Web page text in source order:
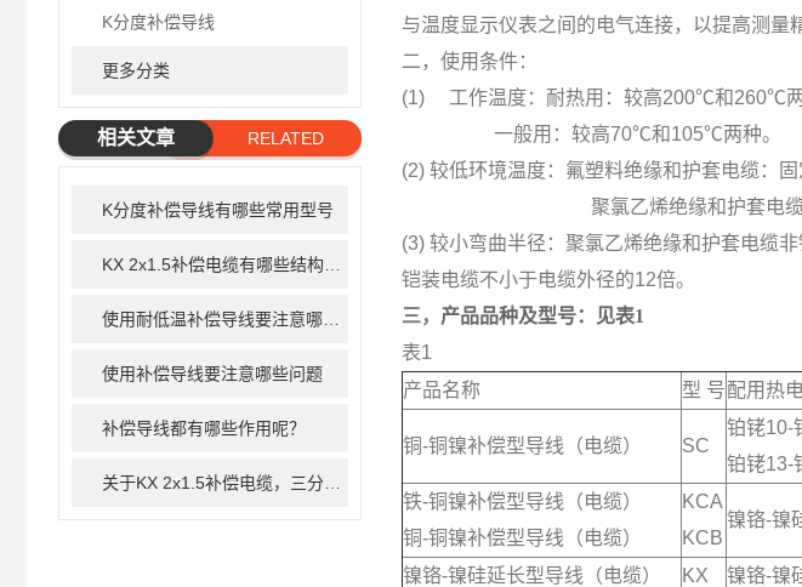
K分度补偿导线
更多分类
相关文章
RELATED
K分度补偿导线有哪些常用型号
使用补偿导线要注意哪些问题
补偿导线都有哪些作用呢？
与温度显示仪表之间的电气连接，以提高测量
二，使用条件：
(1) 工作温度：耐热用：较高200℃和260℃两
一般用：较高70℃和105℃两种。
(2) 较低环境温度：氟塑料绝缘和护套电缆：
聚氯乙烯绝缘和护套电缆：固定
(3) 较小弯曲半径：聚氯乙烯绝缘和护套电缆
铠装电缆不小于电缆外径的12倍。
三， 产品品种及型号：见表1
表1
产品名称
型 号配用热
铜-铜镍补偿型导线（电缆） SC
铂铑10-
铂铑13-
铁-铜镍补偿型导线（电缆）
铜-铜镍补偿型导线（电缆）
KCA
KCB
镍铬-镍
镍铬-镍硅延长型导线（电缆） KX 镍铬-镍